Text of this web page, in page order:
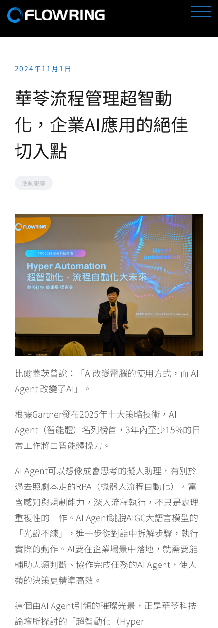
Skip
to
2024年11月1日
華苓流程管理超智動
化，企業AI應用的絕佳
切入點
活動報導
比爾蓋茨曾說：「AI改變電腦的使用方式，而 AI
Agent 改變了AI」。
根據Gartner發布2025年十大策略技術，AI
Agent（智能體）名列榜首，3年內至少15%的日
常工作將由智能體操刀。
AI Agent可以想像成會思考的擬人助理，有別於
過去照劇本走的RPA（機器人流程自動化），富
含感知與規劃能力，深入流程執行，不只是處理
重複性的工作。AI Agent跳脫AIGC大語言模型的
「光說不練」，進一步從對話中拆解步驟，執行
實際的動作。AI要在企業場景中落地，就需要能
輔助人類判斷、協作完成任務的AI Agent，使人
類的決策更精準高效。
這個由AI Agent引領的璀璨光景，正是華苓科技
論壇所探討的「超智動化（Hyper